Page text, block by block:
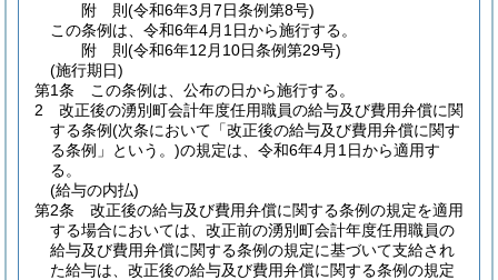
附 則(令和6年3月7日条例第8号)
この条例は、令和6年4月1日から施行する。
附 則(令和6年12月10日条例第29号)
(施行期日)
第1条
この条例は、公布の日から施行する。
2
改正後の湧別町会計年度任用職員の給与及び費用弁償に関
する条例(次条において「改正後の給与及び費用弁償に関す
る条例」という。)の規定は、令和6年4月1日から適用す
る。
(給与の内払)
第2条
改正後の給与及び費用弁償に関する条例の規定を適用
する場合においては、改正前の湧別町会計年度任用職員の
給与及び費用弁償に関する条例の規定に基づいて支給され
た給与は、改正後の給与及び費用弁償に関する条例の規定